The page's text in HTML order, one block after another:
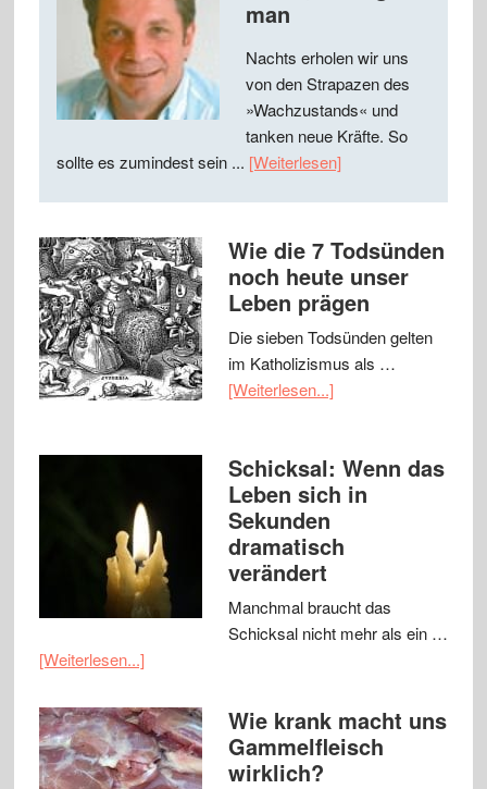
man
Nachts erholen wir uns
von den Strapazen des
»Wachzustands« und
tanken neue Kräfte. So
sollte es zumindest sein ... [Weiterlesen]
Wie die 7 Todsünden
noch heute unser
Leben prägen
Die sieben Todsünden gelten
im Katholizismus als …
[Weiterlesen...]
Schicksal: Wenn das
Leben sich in
Sekunden
dramatisch
verändert
Manchmal braucht das
Schicksal nicht mehr als ein …
[Weiterlesen...]
Wie krank macht uns
Gammelfleisch
wirklich?